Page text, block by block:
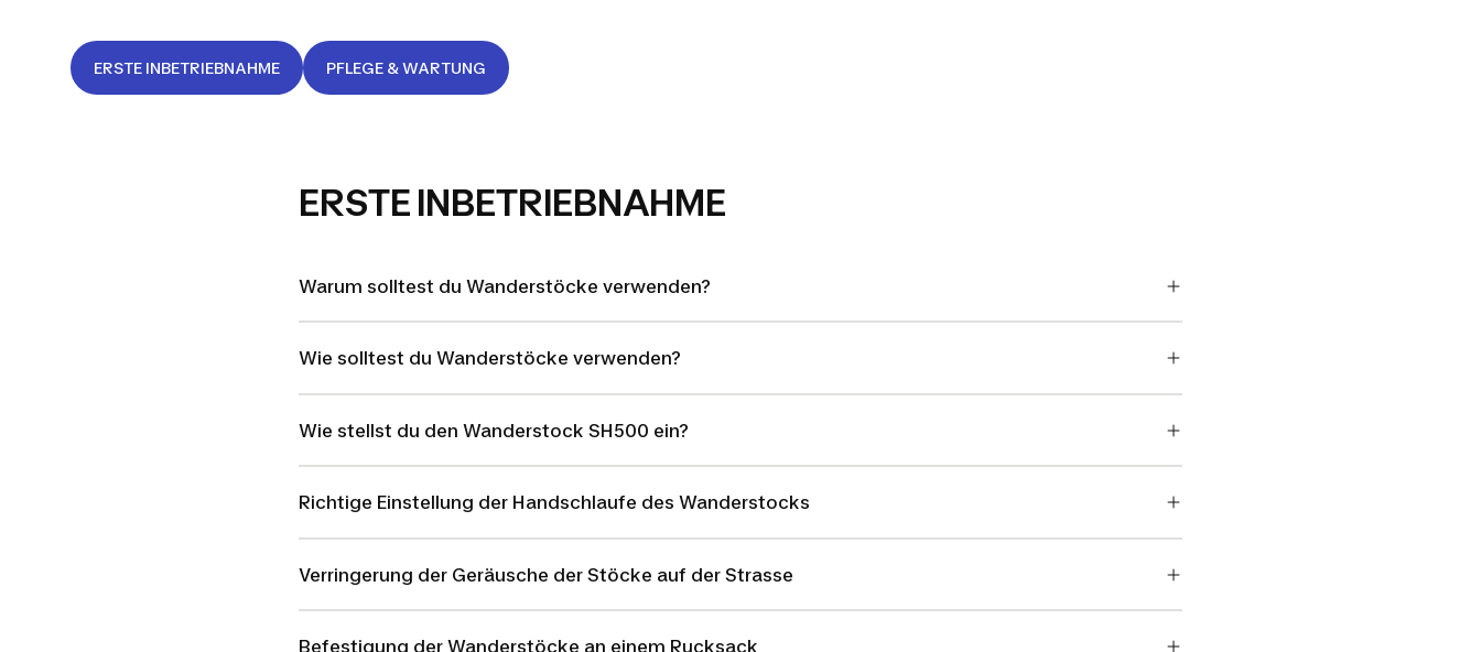
ERSTE INBETRIEBNAHME PFLEGE & WARTUNG
ERSTE INBETRIEBNAHME
Warum solltest du Wanderstöcke verwenden?
Wie solltest du Wanderstöcke verwenden?
Wie stellst du den Wanderstock SH500 ein?
Richtige Einstellung der Handschlaufe des Wanderstocks
Verringerung der Geräusche der Stöcke auf der Strasse
Befestigung der Wanderstöcke an einem Rucksack